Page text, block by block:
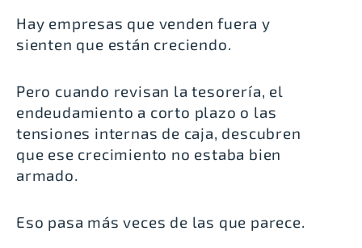
Hay empresas que venden fuera y
sienten que están creciendo.
Pero cuando revisan la tesorería, el
endeudamiento a corto plazo o las
tensiones internas de caja, descubren
que ese crecimiento no estaba bien
armado.
Eso pasa más veces de las que parece.